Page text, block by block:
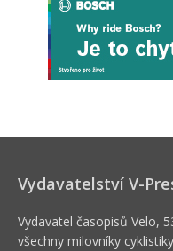
Vydavatelství V-
Vydavatel časopisů Velo,
všechny milovníky